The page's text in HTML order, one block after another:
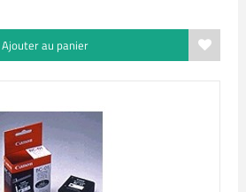
Ajouter au panier